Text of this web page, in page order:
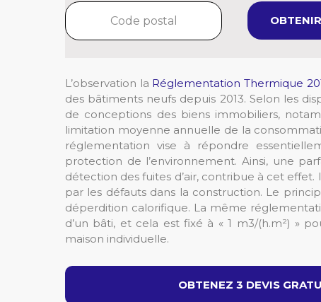
L’observation la Réglementation Thermique
des bâtiments neufs depuis 2013. Selon les
de conceptions des biens immobiliers,
limitation moyenne annuelle de la
réglementation vise à répondre
protection de l’environnement. Ainsi, une
détection des fuites d’air, contribue à cet effet.
par les défauts dans la construction. Le
déperdition calorifique. La même
d’un bâti, et cela est fixé à « 1 m3/(h.m²) »
maison individuelle.
OBTENEZ 3 DEVIS